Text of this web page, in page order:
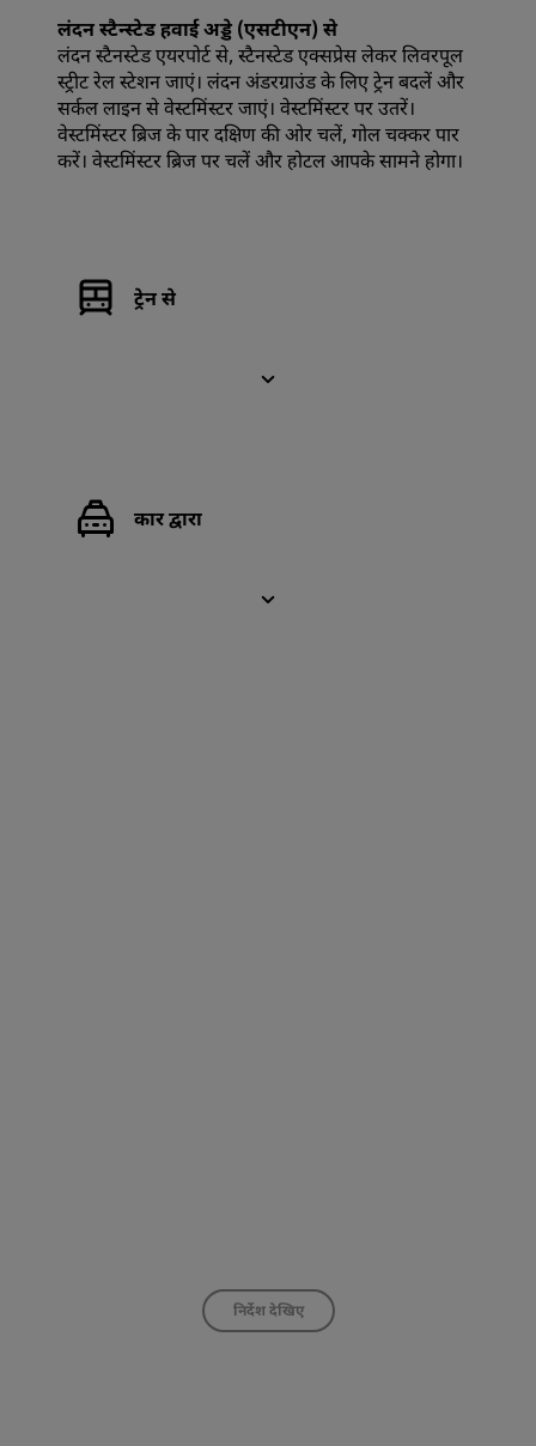
लंदन स्टैन्स्टेड हवाई अड्डे (एसटीएन) से
लंदन स्टैनस्टेड एयरपोर्ट से, स्टैनस्टेड एक्सप्रेस लेकर लिवरपूल
स्ट्रीट रेल स्टेशन जाएं। लंदन अंडरग्राउंड के लिए ट्रेन बदलें और
सर्कल लाइन से वेस्टमिंस्टर जाएं। वेस्टमिंस्टर पर उतरें।
वेस्टमिंस्टर ब्रिज के पार दक्षिण की ओर चलें, गोल चक्कर पार
करें। वेस्टमिंस्टर ब्रिज पर चलें और होटल आपके सामने होगा।
ट्रेन से
कार द्वारा
निर्देश देखिए